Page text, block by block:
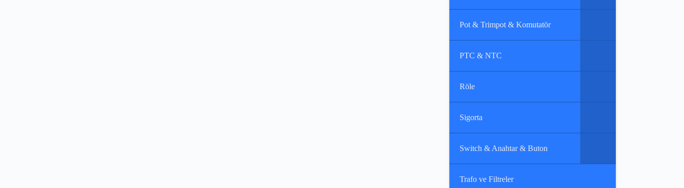
Pot & Trimpot & Komutatör
PTC & NTC
Röle
Sigorta
Switch & Anahtar & Buton
Trafo ve Filtreler